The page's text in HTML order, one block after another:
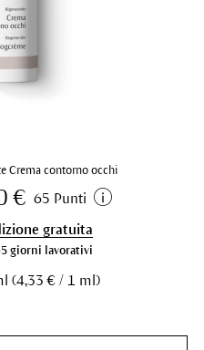
Crema contorno occhi
€ 65 Punti
gratuita
5 giorni lavorativi
(4,33 € / 1 ml)